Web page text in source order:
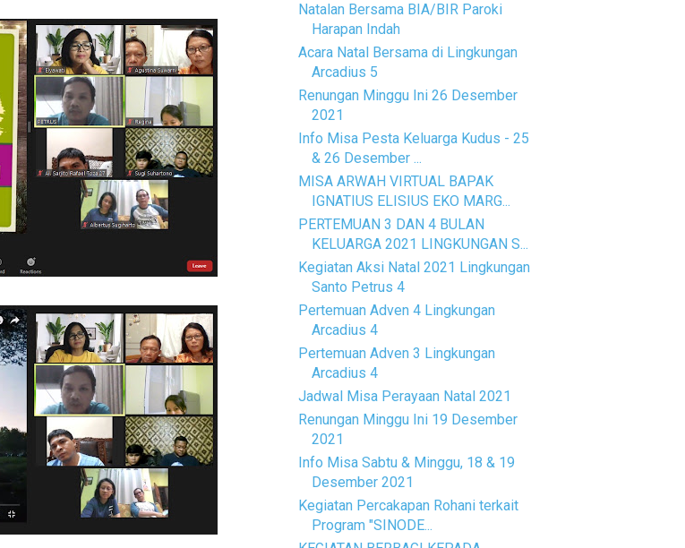
Natalan Bersama BIA/BIR Paroki
Harapan Indah
Acara Natal Bersama di Lingkungan
Arcadius 5
Renungan Minggu Ini 26 Desember
2021
Info Misa Pesta Keluarga Kudus - 25
& 26 Desember ...
MISA ARWAH VIRTUAL BAPAK
IGNATIUS ELISIUS EKO MARG...
PERTEMUAN 3 DAN 4 BULAN
KELUARGA 2021 LINGKUNGAN S...
Kegiatan Aksi Natal 2021 Lingkungan
Santo Petrus 4
Pertemuan Adven 4 Lingkungan
Arcadius 4
Pertemuan Adven 3 Lingkungan
Arcadius 4
Jadwal Misa Perayaan Natal 2021
Renungan Minggu Ini 19 Desember
2021
Info Misa Sabtu & Minggu, 18 & 19
Desember 2021
Kegiatan Percakapan Rohani terkait
Program "SINODE...